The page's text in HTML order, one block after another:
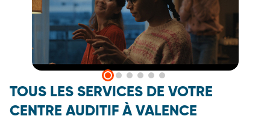
TOUS LES SERVICES DE VOTRE
CENTRE AUDITIF À VALENCE